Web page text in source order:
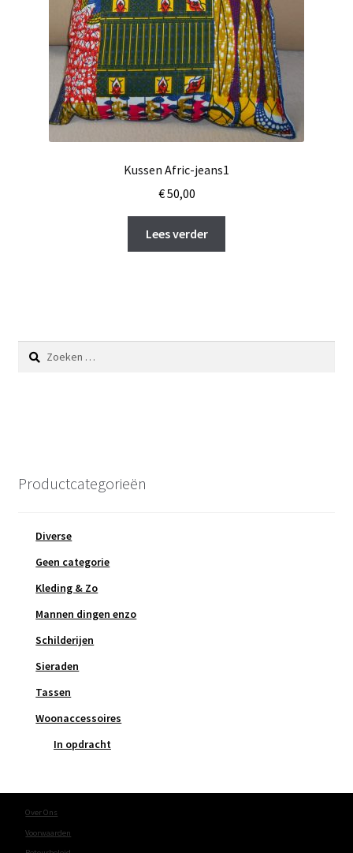
Kussen Afric-jeans1
€50,00
Lees verder
Zoeken
naar:
Productcategorieën
Diverse
Geen categorie
Kleding & Zo
Mannen dingen enzo
Schilderijen
Sieraden
Tassen
Woonaccessoires
In opdracht
Over Ons
Voorwaarden